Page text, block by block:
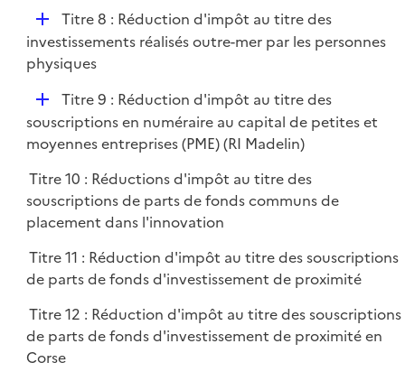
e
r
D
é
p
e
r
Titre 8 : Réduction d'impôt au titre des
investissements réalisés outre-mer par les personnes
physiques
D
é
p
i
e
r
Titre 9 : Réduction d'impôt au titre des
souscriptions en numéraire au capital de petites et
moyennes entreprises (PME) (RI Madelin)
Titre 10 : Réductions d'impôt au titre des
souscriptions de parts de fonds communs de
placement dans l'innovation
Titre 11 : Réduction d'impôt au titre des souscriptions
de parts de fonds d'investissement de proximité
Titre 12 : Réduction d'impôt au titre des souscriptions
de parts de fonds d'investissement de proximité en
Corse